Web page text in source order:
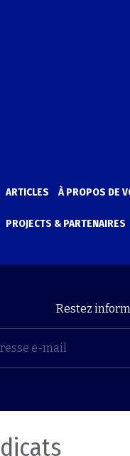
ARTICLES À PROPOS DE
PROJECTS & PARTENAIRES
Restez